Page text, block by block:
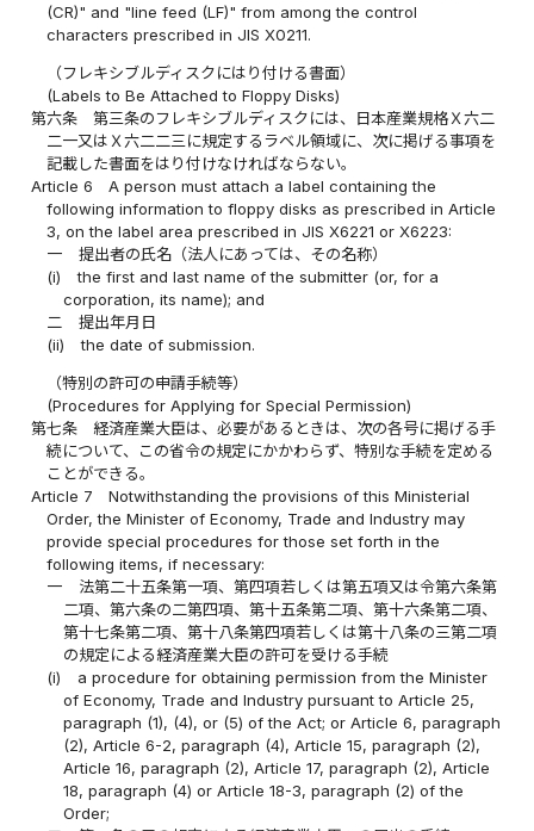
(CR)" and "line feed (LF)" from among the control
characters prescribed in JIS X0211.
（フレキシブルディスクにはり付ける書面）
(Labels to Be Attached to Floppy Disks)
第六条
第三条のフレキシブルディスクには、日本産業規格Ｘ六二
二一又はＸ六二二三に規定するラベル領域に、次に掲げる事項を
記載した書面をはり付けなければならない。
Article 6
A person must attach a label containing the
following information to floppy disks as prescribed in Article
3, on the label area prescribed in JIS X6221 or X6223:
一
提出者の氏名（法人にあっては、その名称）
(i)
the first and last name of the submitter (or, for a
corporation, its name); and
二
提出年月日
(ii)
the date of submission.
（特別の許可の申請手続等）
(Procedures for Applying for Special Permission)
第七条
経済産業大臣は、必要があるときは、次の各号に掲げる手
続について、この省令の規定にかかわらず、特別な手続を定める
ことができる。
Article 7
Notwithstanding the provisions of this Ministerial
Order, the Minister of Economy, Trade and Industry may
provide special procedures for those set forth in the
following items, if necessary:
一
法第二十五条第一項、第四項若しくは第五項又は令第六条第
二項、第六条の二第四項、第十五条第二項、第十六条第二項、
第十七条第二項、第十八条第四項若しくは第十八条の三第二項
の規定による経済産業大臣の許可を受ける手続
(i)
a procedure for obtaining permission from the Minister
of Economy, Trade and Industry pursuant to Article 25,
paragraph (1), (4), or (5) of the Act; or Article 6, paragraph
(2), Article 6-2, paragraph (4), Article 15, paragraph (2),
Article 16, paragraph (2), Article 17, paragraph (2), Article
18, paragraph (4) or Article 18-3, paragraph (2) of the
Order;